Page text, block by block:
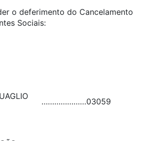
o deferimento do Cancelamento
Sociais:
…………………03059